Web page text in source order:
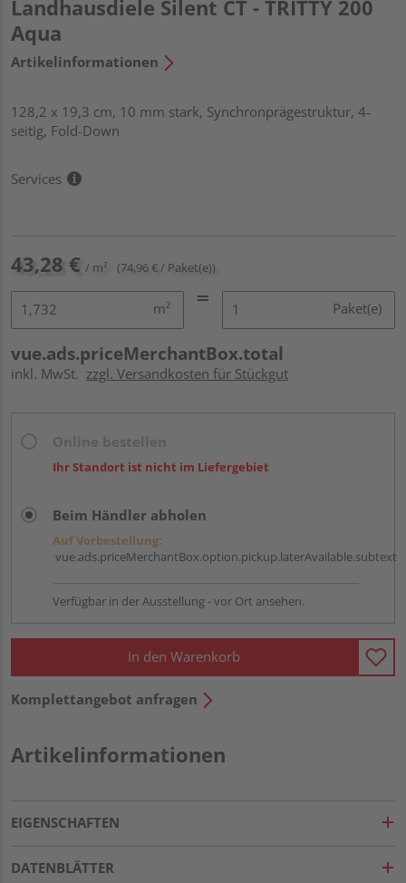
Landhausdiele Silent CT - TRITTY 200
Aqua
Artikelinformationen
128,2 x 19,3 cm, 10 mm stark, Synchronprägestruktur, 4-
seitig, Fold-Down
Services
43,28 € / m² (74,96 € / Paket(e))
m² Paket(e)
vue.ads.priceMerchantBox.total
inkl. MwSt. zzgl. Versandkosten für Stückgut
Ihr Standort ist nicht im Liefergebiet
Beim Händler abholen
Auf Vorbestellung:
vue.ads.priceMerchantBox.option.pickup.laterAvailable.subtext
Verfügbar in der Ausstellung - vor Ort ansehen.
In den Warenkorb
Komplettangebot anfragen
Artikelinformationen
EIGENSCHAFTEN
DATENBLÄTTER